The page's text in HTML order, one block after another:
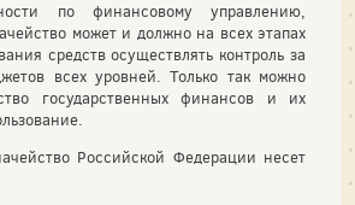
по финансовому управлению,
может и должно на всех этапах
средств осуществлять контроль за
всех уровней. Только так можно
государственных финансов и их
Российской Федерации несет